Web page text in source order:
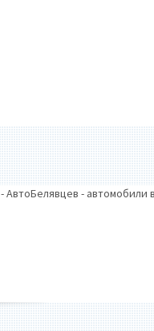
- АвтоБелявцев - автомобили